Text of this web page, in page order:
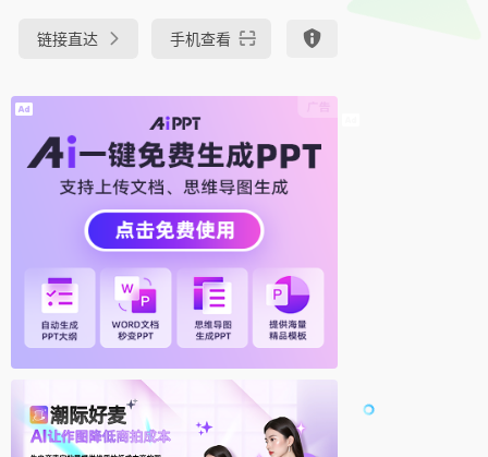
链接直达 手机查看